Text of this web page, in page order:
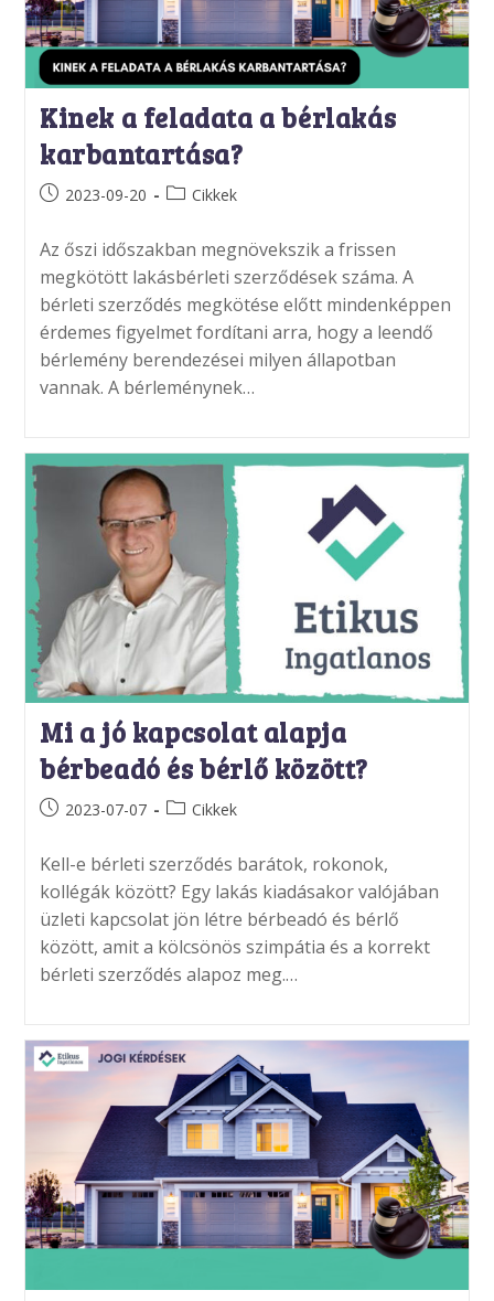
Kinek a feladata a bérlakás
karbantartása?
Post2023-09-20
PostCikkek
Az őszi időszakban megnövekszik a frissen
megkötött lakásbérleti szerződések száma. A
bérleti szerződés megkötése előtt mindenképpen
érdemes figyelmet fordítani arra, hogy a leendő
bérlemény berendezései milyen állapotban
vannak. A bérleménynek…
Mi a jó kapcsolat alapja
bérbeadó és bérlő között?
Post2023-07-07
PostCikkek
Kell-e bérleti szerződés barátok, rokonok,
kollégák között? Egy lakás kiadásakor valójában
üzleti kapcsolat jön létre bérbeadó és bérlő
között, amit a kölcsönös szimpátia és a korrekt
bérleti szerződés alapoz meg.…